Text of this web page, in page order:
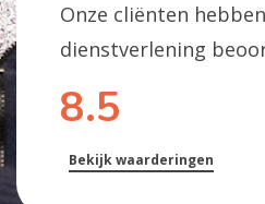
Onze cliënten
dienstverlening
8.5
Bekijk waarderingen